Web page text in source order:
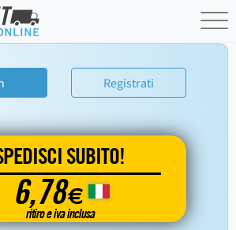
Registrati
SUBITO!
6,78€
ritiro e iva inclusa